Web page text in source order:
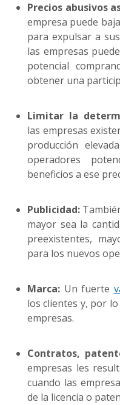
Precios abusivos
empresa puede
para expulsar a
las empresas
potencial
obtener una
Limitar la
las empresas
producción
operadores
beneficios a ese
Publicidad:
mayor sea la
preexistentes,
para los nuevos
Marca: Un fuerte
los clientes y, por
empresas.
Contratos,
empresas les
cuando las
de la licencia o